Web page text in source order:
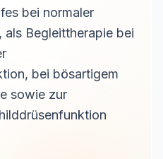
bei normaler
Begleittherapie bei
bei bösartigem
sowie zur